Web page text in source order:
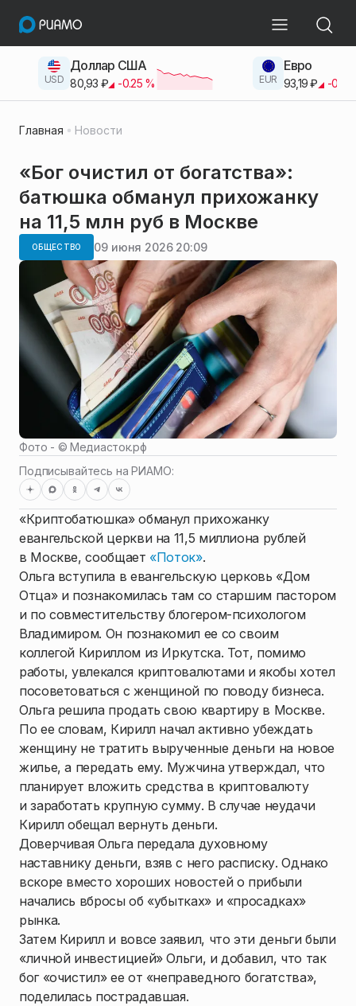
USD
Доллар США
80,93 ₽ -0.25% EUR
Евро
93,19 ₽ -0.42
Главная Новости
«Бог очистил от богатства»:
батюшка обманул прихожанку
на 11,5 млн руб в Москве
ОБЩЕСТВО 09 июня 2026 20:09
Фото - ©Медиасток.рф
Подписывайтесь на РИАМО:
«Криптобатюшка» обманул прихожанку
евангельской церкви на 11,5 миллиона рублей
в Москве, сообщает «Поток».
Ольга вступила в евангельскую церковь «Дом
Отца» и познакомилась там со старшим пастором
и по совместительству блогером-психологом
Владимиром. Он познакомил ее со своим
коллегой Кириллом из Иркутска. Тот, помимо
работы, увлекался криптовалютами и якобы хотел
посоветоваться с женщиной по поводу бизнеса.
Ольга решила продать свою квартиру в Москве.
По ее словам, Кирилл начал активно убеждать
женщину не тратить вырученные деньги на новое
жилье, а передать ему. Мужчина утверждал, что
планирует вложить средства в криптовалюту
и заработать крупную сумму. В случае неудачи
Кирилл обещал вернуть деньги.
Доверчивая Ольга передала духовному
наставнику деньги, взяв с него расписку. Однако
вскоре вместо хороших новостей о прибыли
начались вбросы об «убытках» и «просадках»
рынка.
Затем Кирилл и вовсе заявил, что эти деньги были
«личной инвестицией» Ольги, и добавил, что так
бог «очистил» ее от «неправедного богатства»,
поделилась пострадавшая.